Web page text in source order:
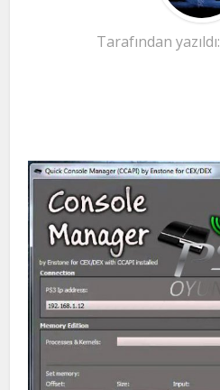
Tarafından yazıldı: